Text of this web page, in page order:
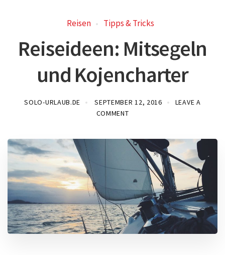
Reisen Tipps & Tricks
Reiseideen: Mitsegeln
und Kojencharter
SOLO-URLAUB.DE SEPTEMBER 12, 2016
LEAVE A
COMMENT